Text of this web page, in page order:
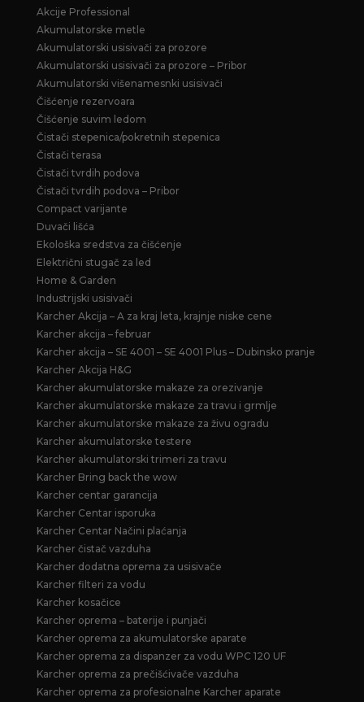
Akcije Professional
Akumulatorske metle
Akumulatorski usisivači za prozore
Akumulatorski usisivači za prozore – Pribor
Akumulatorski višenamesnki usisivači
Čišćenje rezervoara
Čišćenje suvim ledom
Čistači stepenica/pokretnih stepenica
Čistači terasa
Čistači tvrdih podova
Čistači tvrdih podova – Pribor
Compact varijante
Duvači lišća
Ekološka sredstva za čišćenje
Električni stugač za led
Home & Garden
Industrijski usisivači
Karcher Akcija – A za kraj leta, krajnje niske cene
Karcher akcija – februar
Karcher akcija – SE 4001 – SE 4001 Plus – Dubinsko pranje
Karcher Akcija H&G
Karcher akumulatorske makaze za orezivanje
Karcher akumulatorske makaze za travu i grmlje
Karcher akumulatorske makaze za živu ogradu
Karcher akumulatorske testere
Karcher akumulatorski trimeri za travu
Karcher Bring back the wow
Karcher centar garancija
Karcher Centar isporuka
Karcher Centar Načini plaćanja
Karcher čistač vazduha
Karcher dodatna oprema za usisivače
Karcher filteri za vodu
Karcher kosačice
Karcher oprema – baterije i punjači
Karcher oprema za akumulatorske aparate
Karcher oprema za dispanzer za vodu WPC 120 UF
Karcher oprema za prečišćivače vazduha
Karcher oprema za profesionalne Karcher aparate